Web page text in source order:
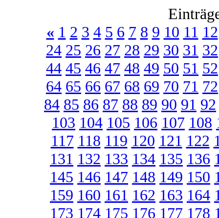
« 1 2 3 4 5 6 7 8 9 10 11 12
24 25 26 27 28 29 30 31 32
44 45 46 47 48 49 50 51 52
64 65 66 67 68 69 70 71 72
84 85 86 87 88 89 90 91 92
103 104 105 106 107 108
117 118 119 120 121 122
131 132 133 134 135 136
145 146 147 148 149 150
159 160 161 162 163 164
173 174 175 176 177 178